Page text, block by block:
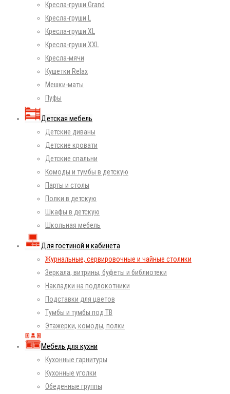
Кресла-груши Grand
Кресла-груши L
Кресла-груши XL
Кресла-груши XXL
Кресла-мячи
Кушетки Relax
Мешки-маты
Пуфы
Детская мебель
Детские диваны
Детские кровати
Детские спальни
Комоды и тумбы в детскую
Парты и столы
Полки в детскую
Шкафы в детскую
Школьная мебель
Для гостиной и кабинета
Журнальные, сервировочные и чайные столики
Зеркала, витрины, буфеты и библиотеки
Накладки на подлокотники
Подставки для цветов
Тумбы и тумбы под ТВ
Этажерки, комоды, полки
Мебель для кухни
Кухонные гарнитуры
Кухонные уголки
Обеденные группы